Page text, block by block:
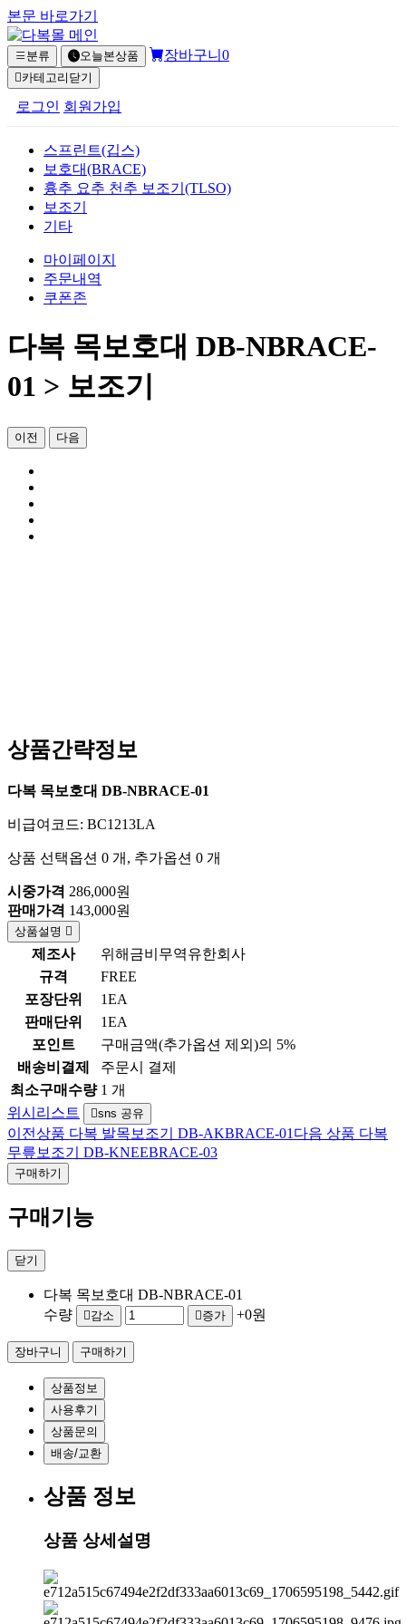
본문 바로가기
분류 오늘본상품 장바구니 0
카테고리닫기
로그인 회원가입
스프린트(깁스)
보호대(BRACE)
흉추 요추 천추 보조기(TLSO)
보조기
기타
마이페이지
주문내역
쿠폰존
다복 목보호대 DB-NBRACE-
01 > 보조기
이전 다음
상품간략정보
다복 목보호대 DB-NBRACE-01
비급여코드: BC1213LA
상품 선택옵션 0 개, 추가옵션 0 개
시중가격 286,000원
판매가격 143,000원
상품설명
제조사
위해금비무역유한회사
규격
FREE
포장단위
1EA
판매단위
1EA
포인트
구매금액(추가옵션 제외)의 5%
배송비결제
주문시 결제
최소구매수량 1 개
위시리스트
sns 공유
이전상품 다복 발목보조기 DB-AKBRACE-01 다음 상품 다복
무릎보조기 DB-KNEEBRACE-03
구매하기
구매기능
닫기
다복 목보호대 DB-NBRACE-01
수량
감소 증가 +0원
상품정보
사용후기
상품문의
배송/교환
상품 정보
상품 상세설명